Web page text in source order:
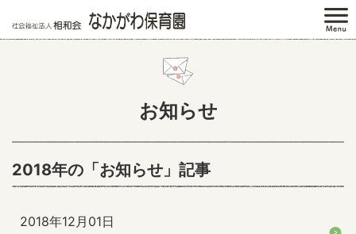
お知らせ
2018年の「お知らせ」記事
2018年12月01日